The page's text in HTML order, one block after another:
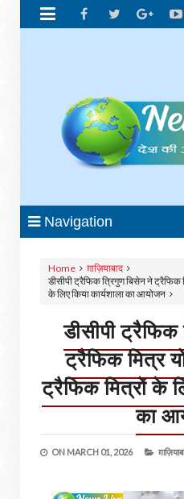

Navigation
Home
ग़ाज़ियाबाद
डीसीपी ट्रैफिक त्रिगुण बिसेन ने ट्रैफिक
के लिए किया कार्यशाला का आयोजन
डीसीपी
ट्रैफिक मित्र
ट्रैफिक मित्रों के
का
ON MARCH 01, 2026